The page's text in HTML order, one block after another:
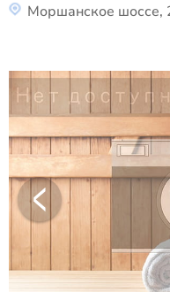
Моршанское шоссе,